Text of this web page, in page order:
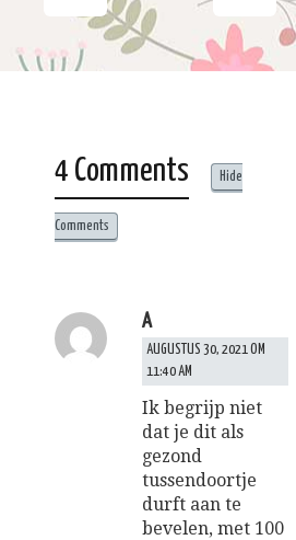
4 Comments Hide
Comments
A
AUGUSTUS 30, 2021 OM
11:40 AM
Ik begrijp niet
dat je dit als
gezond
tussendoortje
durft aan te
bevelen, met 100